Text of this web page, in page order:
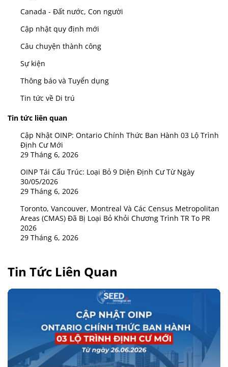
Canada - Đất nước, Con người
Cập nhật quy định mới
Câu chuyện thành công
Sự kiện
Thông báo và Tuyển dụng
Tin tức về Di trú
Tin tức liên quan
Cập Nhật OINP: Ontario Chính Thức Ban Hành 03 Lộ Trình
Định Cư Mới
29 Tháng 6, 2026
OINP Tái Cấu Trúc: Loại Bỏ 9 Diện Định Cư Từ Ngày
30/05/2026
29 Tháng 6, 2026
Toronto, Vancouver, Montreal Và Các Census Metropolitan
Areas (CMAS) Đã Bị Loại Bỏ Khỏi Chương Trình TR To PR
2026
29 Tháng 6, 2026
Tin Tức Liên Quan